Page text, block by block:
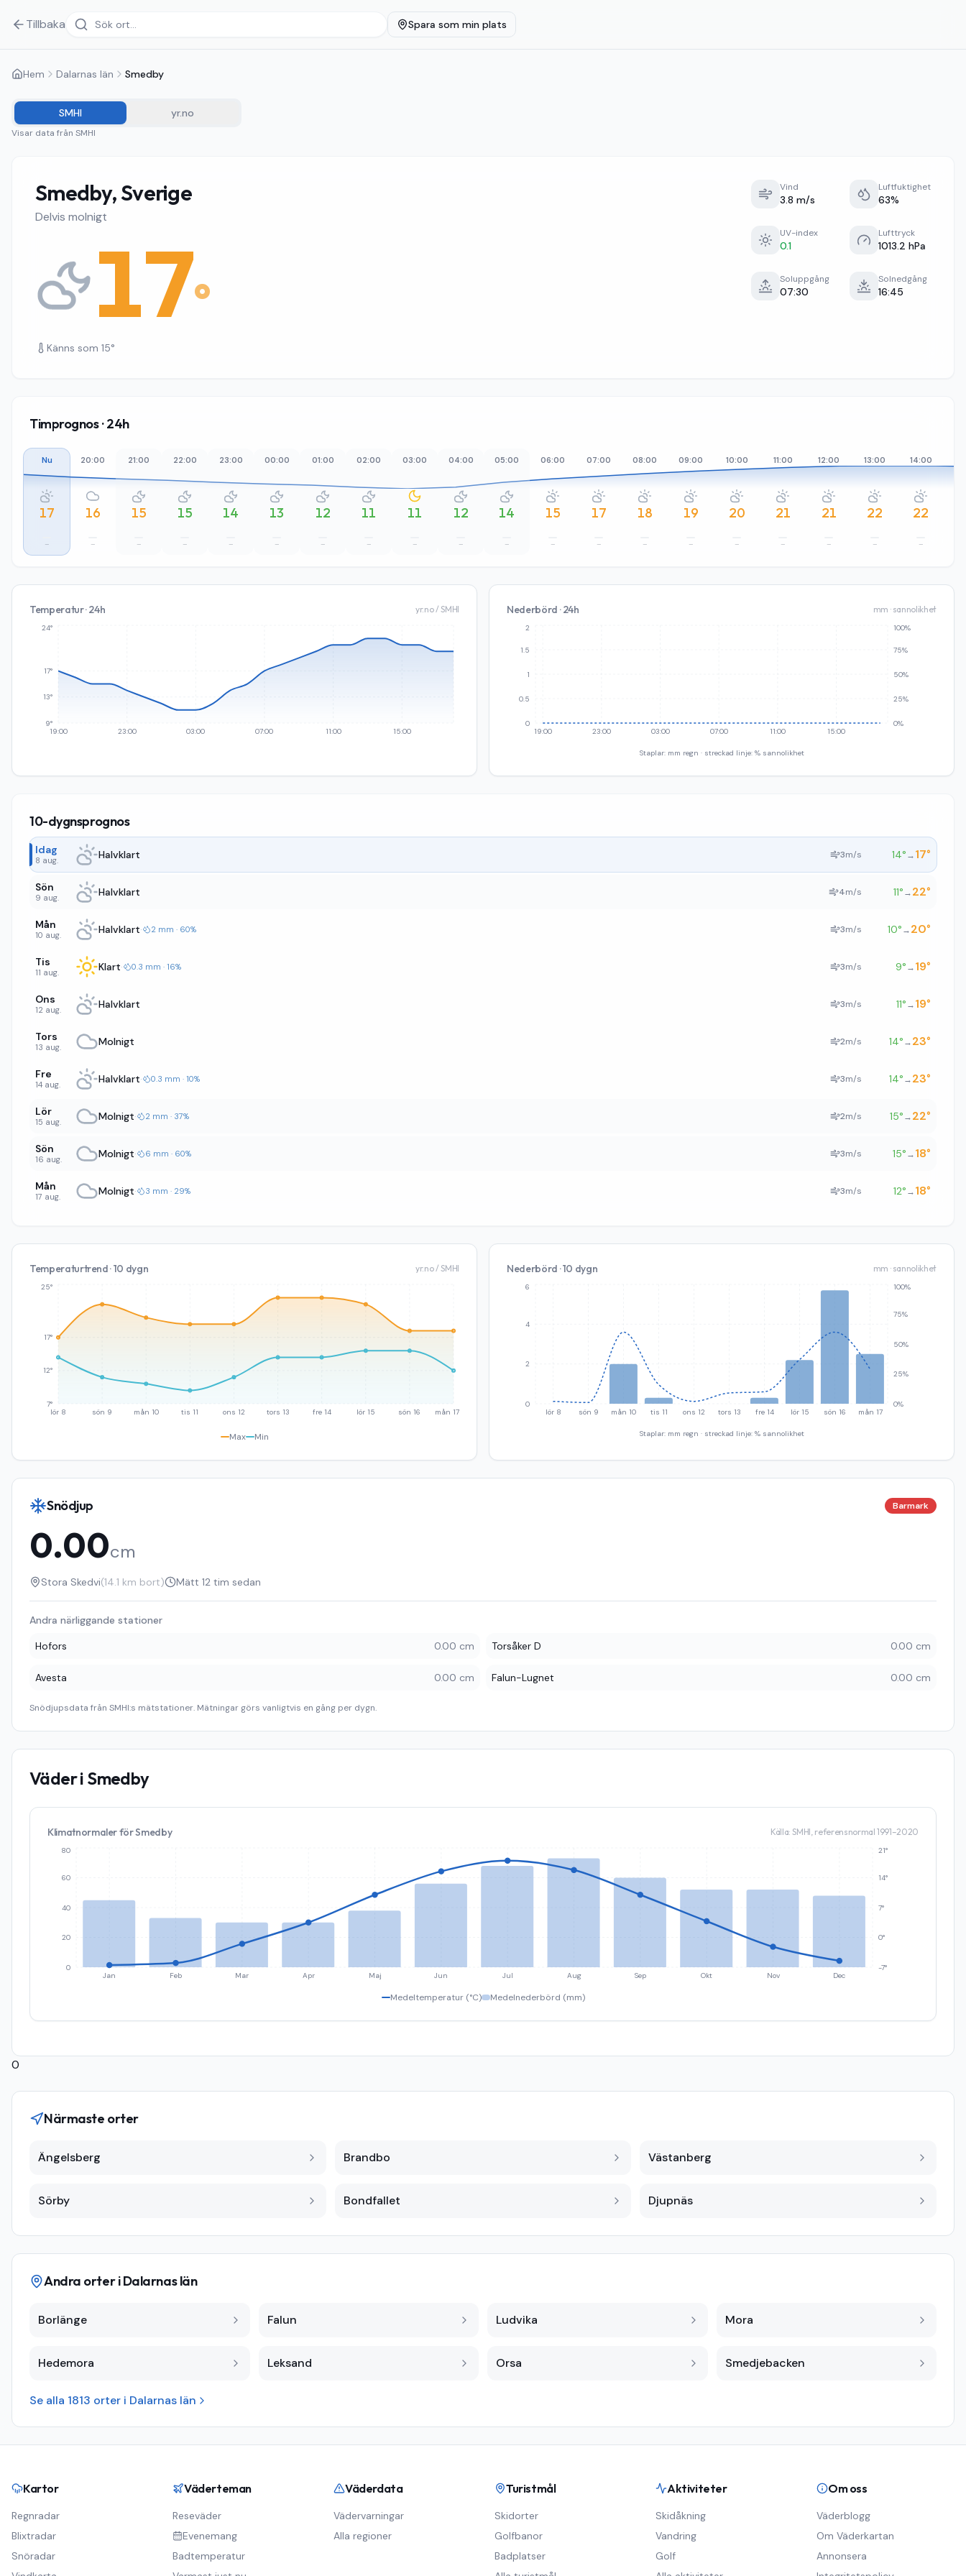
Tillbaka Spara som min plats
Hem Dalarnas län Smedby
SMHI yr.no
Visar data från SMHI
Smedby, Sverige
Delvis molnigt
17°
Känns som 15°
Vind
3.8 m/s
Luftfuktighet
63%
UV-index
0.1
Lufttryck
1013.2 hPa
Soluppgång
07:30
Solnedgång
16:45
Timprognos · 24h
Nu
17
–
20:00
16
–
21:00
15
–
22:00
15
–
23:00
14
–
00:00
13
–
01:00
12
–
02:00
11
–
03:00
11
–
04:00
12
–
05:00
14
–
06:00
15
–
07:00
17
–
08:00
18
–
09:00
19
–
10:00
20
–
11:00
21
–
12:00
21
–
13:00
22
–
14:00
22
–
Temperatur · 24h yr.no / SMHI
19:00 23:00 03:00 07:00 11:00 15:00
9°
13°
17°
24°
Nederbörd · 24h mm · sannolikhet
19:00 23:00 03:00 07:00 11:00 15:00
0
0.5
1
1.5
2
0%
25%
50%
75%
100%
Staplar: mm regn · streckad linje: % sannolikhet
10-dygnsprognos
Idag
8 aug. Halvklart 3m/s 14°→17°
Sön
9 aug. Halvklart 4m/s 11°→22°
Mån
10 aug. Halvklart· 2 mm · 60% 3m/s 10°→20°
Tis
11 aug. Klart· 0.3 mm · 16% 3m/s 9°→19°
Ons
12 aug. Halvklart 3m/s 11°→19°
Tors
13 aug. Molnigt 2m/s 14°→23°
Fre
14 aug. Halvklart· 0.3 mm · 10% 3m/s 14°→23°
Lör
15 aug. Molnigt· 2 mm · 37% 2m/s 15°→22°
Sön
16 aug. Molnigt· 6 mm · 60% 3m/s 15°→18°
Mån
17 aug. Molnigt· 3 mm · 29% 3m/s 12°→18°
Temperaturtrend · 10 dygn yr.no / SMHI
lör 8 sön 9 mån 10 tis 11 ons 12 tors 13 fre 14 lör 15 sön 16 mån 17
7°
12°
17°
25°
Max Min
Nederbörd · 10 dygn mm · sannolikhet
lör 8 sön 9 mån 10 tis 11 ons 12 tors 13 fre 14 lör 15 sön 16 mån 17
0
2
4
6
0%
25%
50%
75%
100%
Staplar: mm regn · streckad linje: % sannolikhet
Snödjup Barmark
0.00cm
Stora Skedvi(14.1 km bort) Mätt 12 tim sedan
Andra närliggande stationer
Hofors
0.00 cm Torsåker D 0.00 cm
Avesta 0.00 cm Falun-Lugnet 0.00 cm
Snödjupsdata från SMHI:s mätstationer. Mätningar görs vanligtvis en gång per dygn.
Väder i Smedby
Klimatnormaler förSmedby Källa: SMHI, referensnormal 1991–2020
Jan Feb Mar Apr Maj Jun Jul Aug Sep Okt Nov Dec
0
20
40
60
80
-7°
0°
7°
14°
21°
Medeltemperatur (°C) Medelnederbörd (mm)
0
Närmaste orter
Ängelsberg Brandbo Västanberg
Sörby Bondfallet Djupnäs
Andra orter iDalarnas län
Borlänge Falun Ludvika Mora
Hedemora Leksand Orsa Smedjebacken
Se alla 1813 orter i Dalarnas län
Kartor
Regnradar
Blixtradar
Snöradar
Väderteman
Reseväder
Evenemang
Badtemperatur
Väderdata
Vädervarningar
Alla regioner
Turistmål
Skidorter
Golfbanor
Badplatser
Aktiviteter
Skidåkning
Vandring
Golf
Om oss
Väderblogg
Om Väderkartan
Annonsera